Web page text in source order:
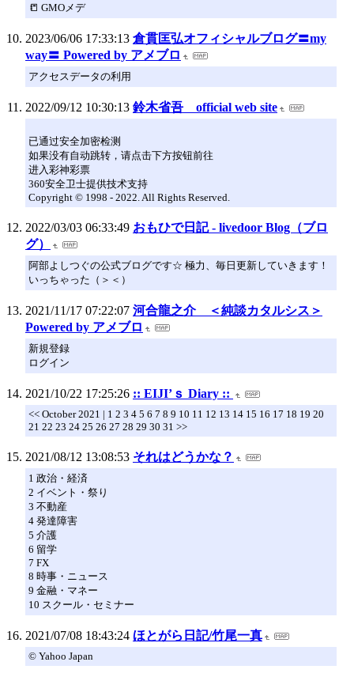
📒 GMOメデ
2023/06/06 17:33:13 倉貫匡弘オフィシャルブログ〓my
way〓 Powered by アメブロ
アクセスデータの利用
2022/09/12 10:30:13 鈴木省吾 official web site
已通过安全加密检测
如果没有自动跳转，请点击下方按钮前往
进入彩神彩票
360安全卫士提供技术支持
Copyright © 1998 - 2022. All Rights Reserved.
2022/03/03 06:33:49 おもひで日記 - livedoor Blog（ブロ
グ）
阿部よしつぐの公式ブログです☆ 極力、毎日更新していきます！
いっちゃった（＞＜）
2021/11/17 07:22:07 河合龍之介 ＜純談カタルシス＞
Powered by アメブロ
新規登録
ログイン
2021/10/22 17:25:26 :: EIJI’ｓ Diary ::
<< October 2021 | 1 2 3 4 5 6 7 8 9 10 11 12 13 14 15 16 17 18 19 20
21 22 23 24 25 26 27 28 29 30 31 >>
2021/08/12 13:08:53 それはどうかな？
1 政治・経済
2 イベント・祭り
3 不動産
4 発達障害
5 介護
6 留学
7 FX
8 時事・ニュース
9 金融・マネー
10 スクール・セミナー
2021/07/08 18:43:24 ほとがら日記/竹尾一真
© Yahoo Japan